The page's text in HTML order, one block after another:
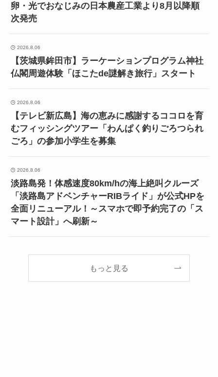
卵・光でおなじみの日本農産工業より8月以降順
次発売
2026.8.06
【茨城県鉾田市】ラーケーションプログラム神社
仏閣周遊体験「ほこたde謎解き旅行」スタート
2026.8.06
【テレビ新広島】海の恵みに感謝するココロを育
むフィッシングツアー「わんぱく釣りごろつられ
ごろ」の参加小学生を募集
2026.8.06
淡路島発！体感速度80km/hの海上絶叫クルーズ
「淡路島アドベンチャーRIBライド」が公式HPを
全面リニューアル！～スマホで即予約完了の「ス
マート設計」へ刷新～
もっと見る